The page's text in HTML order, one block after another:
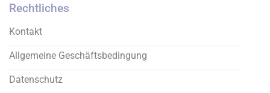
auf
Produktseite
gewählt
werden
werden
Rechtliches
Kontakt
Allgemeine Geschäftsbedingung
Datenschutz